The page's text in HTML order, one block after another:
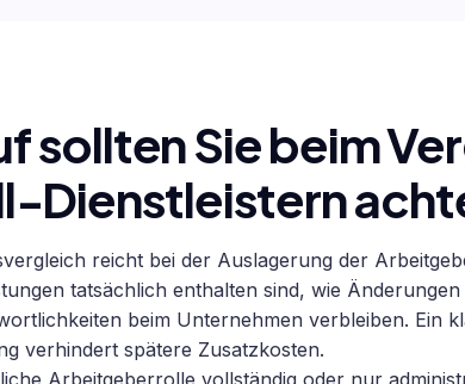
sollten Sie beim
Dienstleistern
reicht bei der Auslagerung der
tatsächlich enthalten sind, wie
beim Unternehmen verbleiben. Ein
verhindert spätere Zusatzkosten.
Arbeitgeberrolle vollständig oder nur